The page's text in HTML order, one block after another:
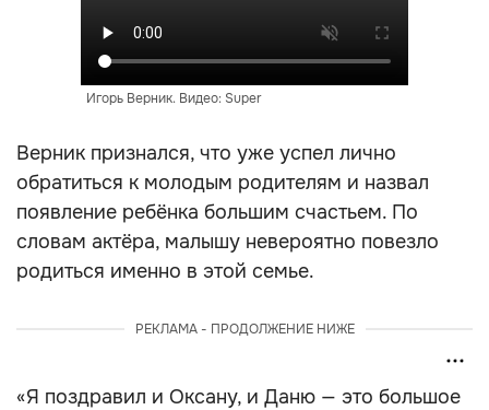
Игорь Верник. Видео: Super
Верник признался, что уже успел лично
обратиться к молодым родителям и назвал
появление ребёнка большим счастьем. По
словам актёра, малышу невероятно повезло
родиться именно в этой семье.
РЕКЛАМА - ПРОДОЛЖЕНИЕ НИЖЕ
«Я поздравил и Оксану, и Даню — это большое